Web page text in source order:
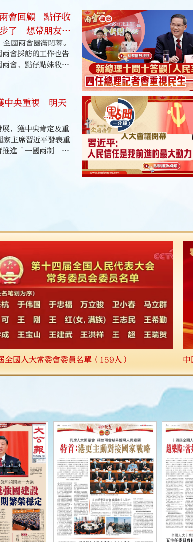
院總理李強在人民大會堂三樓金色大廳出席記者會並回答中
文匯全媒體記者攝）
會回顧 點仔收
了 想帶朋友來
國兩會圓滿閉幕。
會採訪的工作也告
會，點仔點妹收穫
普通話水平，點妹
中央重視 明天
，獲中央肯定及重
家主席習近平發表重
進「一國兩制」實
全國人大常委會委員名單（159人）
中
單